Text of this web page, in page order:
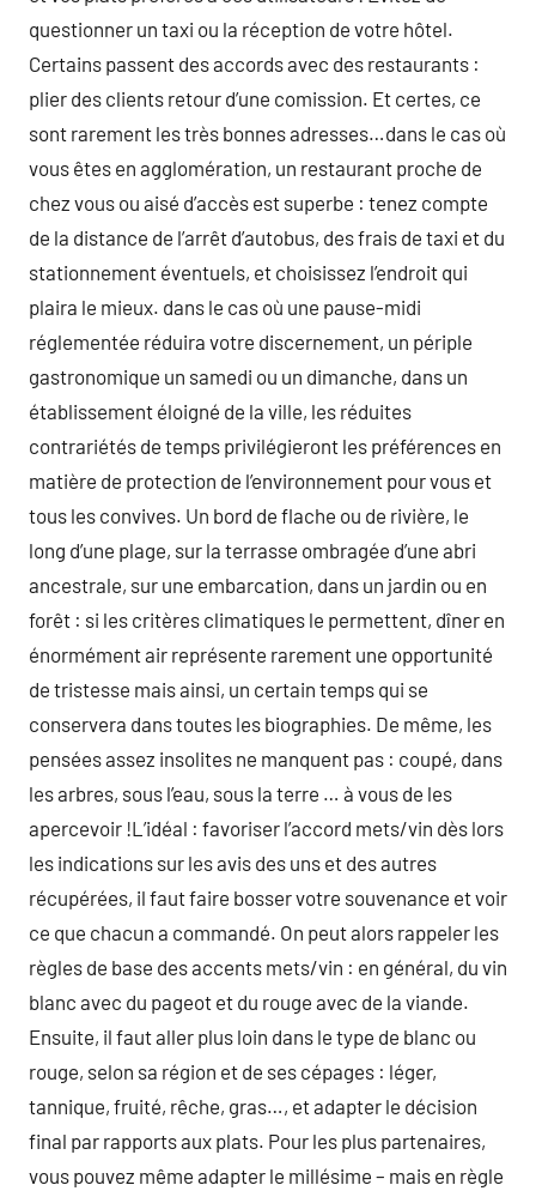
questionner un taxi ou la réception de votre hôtel.
Certains passent des accords avec des restaurants :
plier des clients retour d’une comission. Et certes, ce
sont rarement les très bonnes adresses…dans le cas où
vous êtes en agglomération, un restaurant proche de
chez vous ou aisé d’accès est superbe : tenez compte
de la distance de l’arrêt d’autobus, des frais de taxi et du
stationnement éventuels, et choisissez l’endroit qui
plaira le mieux. dans le cas où une pause-midi
réglementée réduira votre discernement, un périple
gastronomique un samedi ou un dimanche, dans un
établissement éloigné de la ville, les réduites
contrariétés de temps privilégieront les préférences en
matière de protection de l’environnement pour vous et
tous les convives. Un bord de flache ou de rivière, le
long d’une plage, sur la terrasse ombragée d’une abri
ancestrale, sur une embarcation, dans un jardin ou en
forêt : si les critères climatiques le permettent, dîner en
énormément air représente rarement une opportunité
de tristesse mais ainsi, un certain temps qui se
conservera dans toutes les biographies. De même, les
pensées assez insolites ne manquent pas : coupé, dans
les arbres, sous l’eau, sous la terre … à vous de les
apercevoir !L’idéal : favoriser l’accord mets/vin dès lors
les indications sur les avis des uns et des autres
récupérées, il faut faire bosser votre souvenance et voir
ce que chacun a commandé. On peut alors rappeler les
règles de base des accents mets/vin : en général, du vin
blanc avec du pageot et du rouge avec de la viande.
Ensuite, il faut aller plus loin dans le type de blanc ou
rouge, selon sa région et de ses cépages : léger,
tannique, fruité, rêche, gras…, et adapter le décision
final par rapports aux plats. Pour les plus partenaires,
vous pouvez même adapter le millésime – mais en règle